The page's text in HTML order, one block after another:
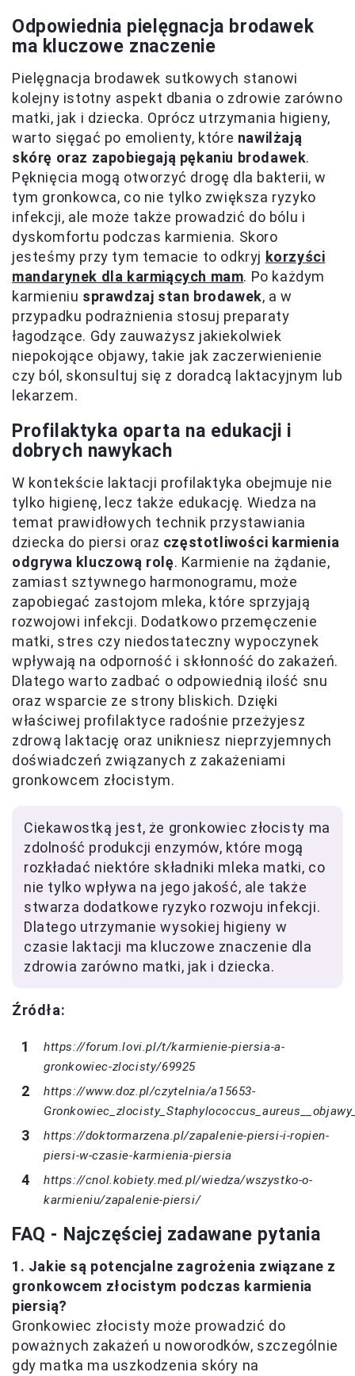
Odpowiednia pielęgnacja brodawek
ma kluczowe znaczenie
Pielęgnacja brodawek sutkowych stanowi
kolejny istotny aspekt dbania o zdrowie zarówno
matki, jak i dziecka. Oprócz utrzymania higieny,
warto sięgać po emolienty, które nawilżają
skórę oraz zapobiegają pękaniu brodawek.
Pęknięcia mogą otworzyć drogę dla bakterii, w
tym gronkowca, co nie tylko zwiększa ryzyko
infekcji, ale może także prowadzić do bólu i
dyskomfortu podczas karmienia. Skoro
jesteśmy przy tym temacie to odkryj korzyści
mandarynek dla karmiących mam. Po każdym
karmieniu sprawdzaj stan brodawek, a w
przypadku podrażnienia stosuj preparaty
łagodzące. Gdy zauważysz jakiekolwiek
niepokojące objawy, takie jak zaczerwienienie
czy ból, skonsultuj się z doradcą laktacyjnym lub
lekarzem.
Profilaktyka oparta na edukacji i
dobrych nawykach
W kontekście laktacji profilaktyka obejmuje nie
tylko higienę, lecz także edukację. Wiedza na
temat prawidłowych technik przystawiania
dziecka do piersi oraz częstotliwości karmienia
odgrywa kluczową rolę. Karmienie na żądanie,
zamiast sztywnego harmonogramu, może
zapobiegać zastojom mleka, które sprzyjają
rozwojowi infekcji. Dodatkowo przemęczenie
matki, stres czy niedostateczny wypoczynek
wpływają na odporność i skłonność do zakażeń.
Dlatego warto zadbać o odpowiednią ilość snu
oraz wsparcie ze strony bliskich. Dzięki
właściwej profilaktyce radośnie przeżyjesz
zdrową laktację oraz unikniesz nieprzyjemnych
doświadczeń związanych z zakażeniami
gronkowcem złocistym.
Ciekawostką jest, że gronkowiec złocisty ma
zdolność produkcji enzymów, które mogą
rozkładać niektóre składniki mleka matki, co
nie tylko wpływa na jego jakość, ale także
stwarza dodatkowe ryzyko rozwoju infekcji.
Dlatego utrzymanie wysokiej higieny w
czasie laktacji ma kluczowe znaczenie dla
zdrowia zarówno matki, jak i dziecka.
Źródła:
https://forum.lovi.pl/t/karmienie-piersia-a-
gronkowiec-zlocisty/69925
https://www.doz.pl/czytelnia/a15653-
https://doktormarzena.pl/zapalenie-piersi-i-ropien-
piersi-w-czasie-karmienia-piersia
https://cnol.kobiety.med.pl/wiedza/wszystko-o-
karmieniu/zapalenie-piersi/
FAQ - Najczęściej zadawane pytania
1. Jakie są potencjalne zagrożenia związane z
gronkowcem złocistym podczas karmienia
piersią?
Gronkowiec złocisty może prowadzić do
poważnych zakażeń u noworodków, szczególnie
gdy matka ma uszkodzenia skóry na